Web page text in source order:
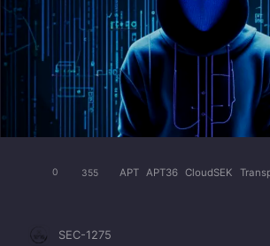
0 355 APT APT36 CloudSEK
SEC-1275